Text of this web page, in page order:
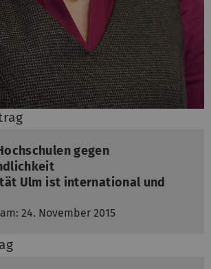
gegen
Ulm ist international und
24. November 2015